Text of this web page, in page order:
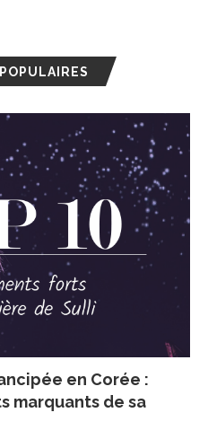
en Corée :
marquants de sa